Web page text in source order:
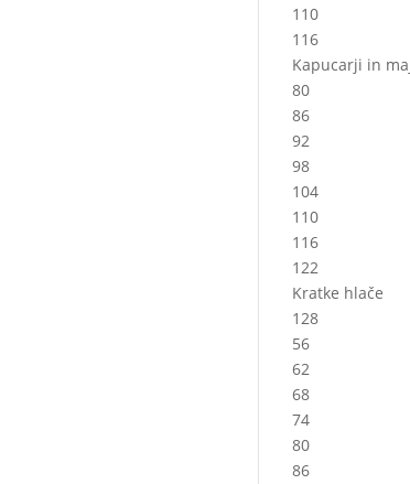
110
116
Kapucarji in
80
86
92
98
104
110
116
122
Kratke hlače
128
56
62
68
74
80
86